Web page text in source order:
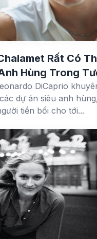
Rất Có
Hùng Trong
DiCaprio
dự án siêu anh
tiền bối cho tới...